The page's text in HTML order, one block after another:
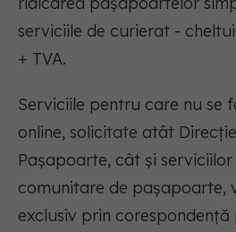
serviciile de curierat -
+ TVA.
Serviciile pentru care nu se
online, solicitate atât
Pașapoarte, cât și
comunitare de pașapoarte,
exclusiv prin